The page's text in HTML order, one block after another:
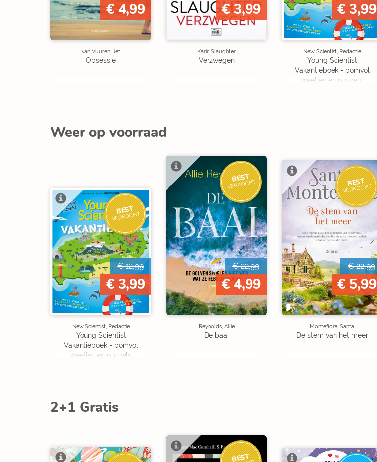
€ 4,99
van Vuuren, Jet
Obsessie
€ 3,99
Karin Slaughter
Verzwegen
€ 3,99
New Scientist, Redactie
Young Scientist
Vakantieboek - bomvol
weetjes en puzzels
Weer op voorraad
BEST
VERKOCHT
€ 12,99
€ 3,99
New Scientist, Redactie
Young Scientist
Vakantieboek - bomvol
weetjes en puzzels
BEST
VERKOCHT
€ 22,99
€ 4,99
Reynolds, Allie
De baai
BEST
VERKOCHT
€ 22,99
€ 5,99
Montefiore, Santa
De stem van het meer
2+1 Gratis
BEST